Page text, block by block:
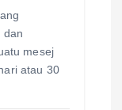
dan
mesej
atau 30